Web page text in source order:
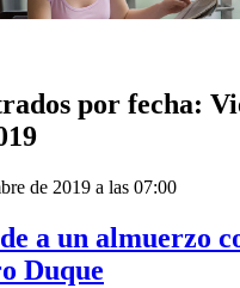
por fecha:
de 2019 a las 07:00
a un almuerzo
Duque